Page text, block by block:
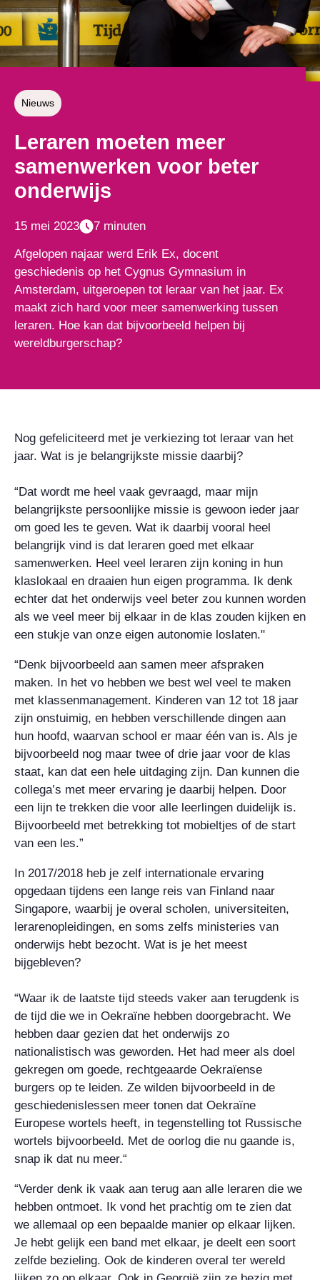
Nieuws
Leraren moeten meer
samenwerken voor beter
onderwijs
15 mei 2023 7 minuten
Afgelopen najaar werd Erik Ex, docent
geschiedenis op het Cygnus Gymnasium in
Amsterdam, uitgeroepen tot leraar van het jaar. Ex
maakt zich hard voor meer samenwerking tussen
leraren. Hoe kan dat bijvoorbeeld helpen bij
wereldburgerschap?
Nog gefeliciteerd met je verkiezing tot leraar van het
jaar. Wat is je belangrijkste missie daarbij?
“Dat wordt me heel vaak gevraagd, maar mijn
belangrijkste persoonlijke missie is gewoon ieder jaar
om goed les te geven. Wat ik daarbij vooral heel
belangrijk vind is dat leraren goed met elkaar
samenwerken. Heel veel leraren zijn koning in hun
klaslokaal en draaien hun eigen programma. Ik denk
echter dat het onderwijs veel beter zou kunnen worden
als we veel meer bij elkaar in de klas zouden kijken en
een stukje van onze eigen autonomie loslaten."
“Denk bijvoorbeeld aan samen meer afspraken
maken. In het vo hebben we best wel veel te maken
met klassenmanagement. Kinderen van 12 tot 18 jaar
zijn onstuimig, en hebben verschillende dingen aan
hun hoofd, waarvan school er maar één van is. Als je
bijvoorbeeld nog maar twee of drie jaar voor de klas
staat, kan dat een hele uitdaging zijn. Dan kunnen die
collega’s met meer ervaring je daarbij helpen. Door
een lijn te trekken die voor alle leerlingen duidelijk is.
Bijvoorbeeld met betrekking tot mobieltjes of de start
van een les.”
In 2017/2018 heb je zelf internationale ervaring
opgedaan tijdens een lange reis van Finland naar
Singapore, waarbij je overal scholen, universiteiten,
lerarenopleidingen, en soms zelfs ministeries van
onderwijs hebt bezocht. Wat is je het meest
bijgebleven?
“Waar ik de laatste tijd steeds vaker aan terugdenk is
de tijd die we in Oekraïne hebben doorgebracht. We
hebben daar gezien dat het onderwijs zo
nationalistisch was geworden. Het had meer als doel
gekregen om goede, rechtgeaarde Oekraïense
burgers op te leiden. Ze wilden bijvoorbeeld in de
geschiedenislessen meer tonen dat Oekraïne
Europese wortels heeft, in tegenstelling tot Russische
wortels bijvoorbeeld. Met de oorlog die nu gaande is,
snap ik dat nu meer.“
“Verder denk ik vaak aan terug aan alle leraren die we
hebben ontmoet. Ik vond het prachtig om te zien dat
we allemaal op een bepaalde manier op elkaar lijken.
Je hebt gelijk een band met elkaar, je deelt een soort
zelfde bezieling. Ook de kinderen overal ter wereld